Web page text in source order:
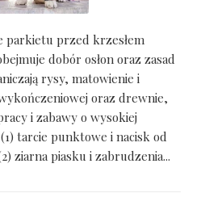
parkietu przed krzesłem
dobór osłon oraz zasad
rysy, matowienie i
oraz drewnie,
i zabawy o wysokiej
tarcie punktowe i nacisk od
ziarna piasku i zabrudzenia...